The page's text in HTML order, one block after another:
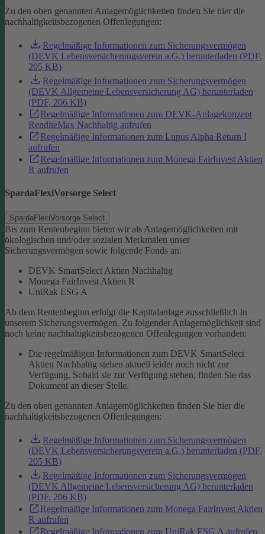
Zu den oben genannten Anlagemöglichkeiten finden Sie hier die
nachhaltigkeitsbezogenen Offenlegungen:
Regelmäßige Informationen zum Sicherungsvermögen
(DEVK Lebensversicherungsverein a.G.) herunterladen (PDF,
205 KB)
Regelmäßige Informationen zum Sicherungsvermögen
(DEVK Allgemeine Lebensversicherung AG) herunterladen
(PDF, 206 KB)
Regelmäßige Informationen zum DEVK-Anlagekonzept
RenditeMax Nachhaltig aufrufen
Regelmäßige Informationen zum Lupus Alpha Return I
aufrufen
Regelmäßige Informationen zum Monega FairInvest Aktien
R aufrufen
SpardaFlexiVorsorge Select
SpardaFlexiVorsorge Select
Bis zum Rentenbeginn bieten wir als Anlagemöglichkeiten mit
ökologischen und/oder sozialen Merkmalen unser
Sicherungsvermögen sowie folgende Fonds an:
DEVK SmartSelect Aktien Nachhaltig
Monega FairInvest Aktien R
UniRak ESG A
Ab dem Rentenbeginn erfolgt die Kapitalanlage ausschließlich in
unserem Sicherungsvermögen. Zu folgender Anlagemöglichkeit sind
noch keine nachhaltigkeitsbezogenen Offenlegungen vorhanden:
Die regelmäßigen Informationen zum DEVK SmartSelect
Aktien Nachhaltig stehen aktuell leider noch nicht zur
Verfügung. Sobald sie zur Verfügung stehen, finden Sie das
Dokument an dieser Stelle.
Zu den oben genannten Anlagemöglichkeiten finden Sie hier die
nachhaltigkeitsbezogenen Offenlegungen:
Regelmäßige Informationen zum Sicherungsvermögen
(DEVK Lebensversicherungsverein a.G.) herunterladen (PDF,
205 KB)
Regelmäßige Informationen zum Sicherungsvermögen
(DEVK Allgemeine Lebensversicherung AG) herunterladen
(PDF, 206 KB)
Regelmäßige Informationen zum Monega FairInvest Aktien
R aufrufen
Regelmäßige Informationen zum UniRak ESG A aufrufen